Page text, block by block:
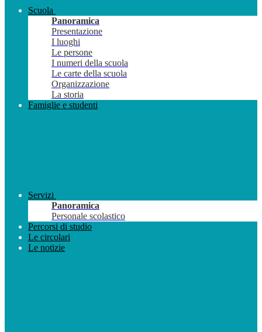
Scuola
Panoramica
Presentazione
I luoghi
Le persone
I numeri della scuola
Le carte della scuola
Organizzazione
La storia
Famiglie e studenti
Servizi
Panoramica
Personale scolastico
Percorsi di studio
Le circolari
Le notizie